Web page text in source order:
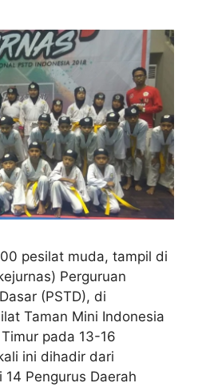
pesilat muda, tampil di
Perguruan
(PSTD), di
Taman Mini Indonesia
pada 13-16
ini dihadir dari
Pengurus Daerah